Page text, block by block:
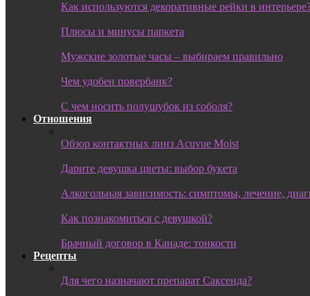
Как используются декоративные рейки в
Плюсы и минусы паркета
Мужские золотые часы – выбираем правильно
Чем удобен повербанк?
С чем носить полушубок из соболя?
Отношения
Обзор контактных линз Acuvue Moist
Дарите девушка цветы: выбор букета
Алкогольная зависимость: симптомы, лечение,
Как познакомиться с девушкой?
Брачный договор в Канаде: тонкости
Рецепты
Для чего назначают препарат Саксенда?